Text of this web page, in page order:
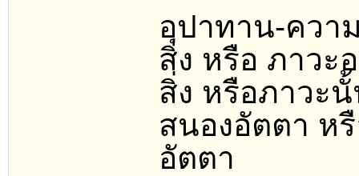
อุปาทาน-ควา
สิ่ง หรือ ภาวะ
สิ่ง หรือภาวะ
สนองอัตตา ห
อัตตา